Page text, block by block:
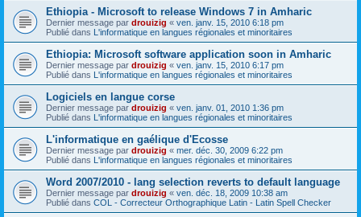
Ethiopia - Microsoft to release Windows 7 in Amharic
Dernier message par drouizig « ven. janv. 15, 2010 6:18 pm
Publié dans L'informatique en langues régionales et minoritaires
Ethiopia: Microsoft software application soon in Amharic
Dernier message par drouizig « ven. janv. 15, 2010 6:17 pm
Publié dans L'informatique en langues régionales et minoritaires
Logiciels en langue corse
Dernier message par drouizig « ven. janv. 01, 2010 1:36 pm
Publié dans L'informatique en langues régionales et minoritaires
L'informatique en gaélique d'Ecosse
Dernier message par drouizig « mer. déc. 30, 2009 6:22 pm
Publié dans L'informatique en langues régionales et minoritaires
Word 2007/2010 - lang selection reverts to default language
Dernier message par drouizig « ven. déc. 18, 2009 10:38 am
Publié dans COL - Correcteur Orthographique Latin - Latin Spell Checker